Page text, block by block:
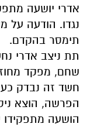
אדרי יושעה
נגדו. הודעה על
תימסר בהקדם.
תת ניצב אדרי
שחם, מפקד מחוז
חשד זה נבדק
הפרשה, הוצא
הושעה מתפקידו